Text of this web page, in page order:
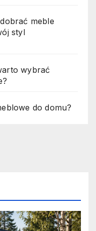
meble
styl
wybrać
do domu?